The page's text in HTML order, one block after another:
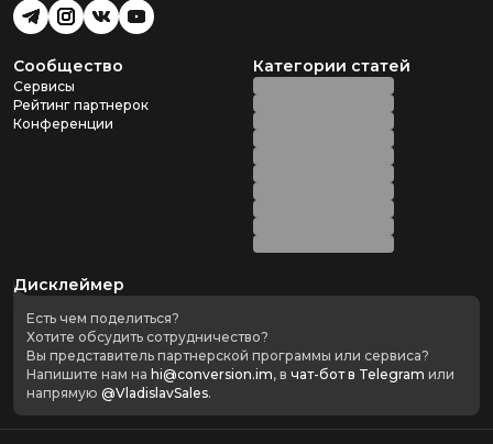
Сообщество
Сервисы
Рейтинг партнерок
Конференции
Категории статей
Дисклеймер
Есть чем поделиться?
Хотите обсудить сотрудничество?
Вы представитель партнерской программы или сервиса?
Напишите нам на hi@conversion.im, в чат-бот в Telegram или
напрямую @VladislavSales.